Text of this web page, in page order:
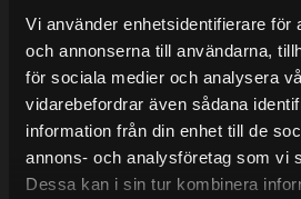
Vi använder enhetsidentifierare för
och annonserna till användarna,
för sociala medier och analysera
vidarebefordrar även sådana
information från din enhet till de
annons- och analysföretag som vi
Dessa kan i sin tur kombinera
E-post:
BLOGG